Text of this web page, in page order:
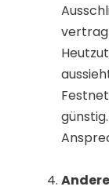
vertrag